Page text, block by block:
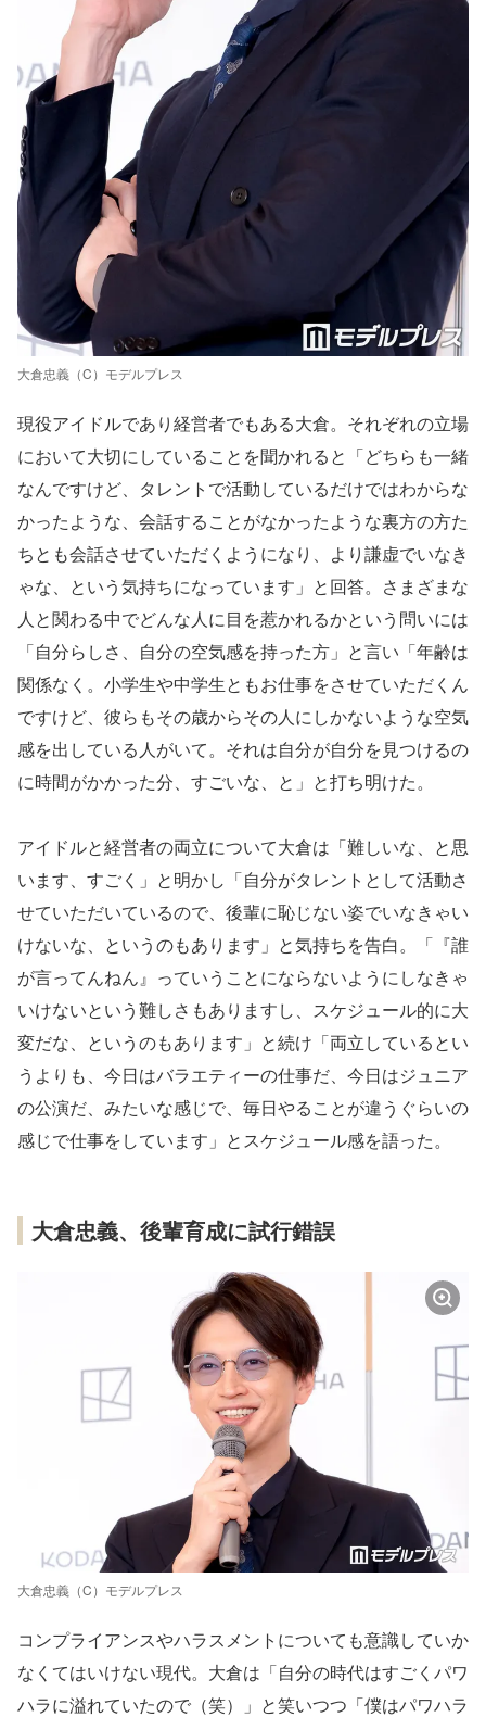
大倉忠義（C）モデルプレス
現役アイドルであり経営者でもある大倉。それぞれの立場
において大切にしていることを聞かれると「どちらも一緒
なんですけど、タレントで活動しているだけではわからな
かったような、会話することがなかったような裏方の方た
ちとも会話させていただくようになり、より謙虚でいなき
ゃな、という気持ちになっています」と回答。さまざまな
人と関わる中でどんな人に目を惹かれるかという問いには
「自分らしさ、自分の空気感を持った方」と言い「年齢は
関係なく。小学生や中学生ともお仕事をさせていただくん
ですけど、彼らもその歳からその人にしかないような空気
感を出している人がいて。それは自分が自分を見つけるの
に時間がかかった分、すごいな、と」と打ち明けた。
アイドルと経営者の両立について大倉は「難しいな、と思
います、すごく」と明かし「自分がタレントとして活動さ
せていただいているので、後輩に恥じない姿でいなきゃい
けないな、というのもあります」と気持ちを告白。「『誰
が言ってんねん』っていうことにならないようにしなきゃ
いけないという難しさもありますし、スケジュール的に大
変だな、というのもあります」と続け「両立しているとい
うよりも、今日はバラエティーの仕事だ、今日はジュニア
の公演だ、みたいな感じで、毎日やることが違うぐらいの
感じで仕事をしています」とスケジュール感を語った。
大倉忠義、後輩育成に試行錯誤
大倉忠義（C）モデルプレス
コンプライアンスやハラスメントについても意識していか
なくてはいけない現代。大倉は「自分の時代はすごくパワ
ハラに溢れていたので（笑）」と笑いつつ「僕はパワハラ